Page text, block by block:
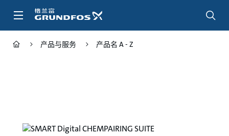
产品与服务 产品名 A - Z